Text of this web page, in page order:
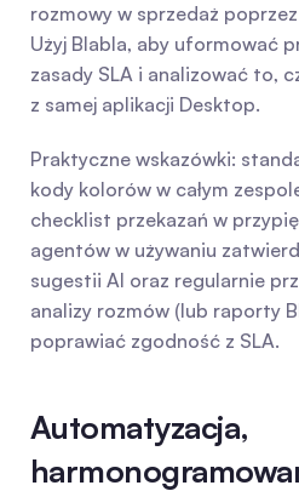
rozmowy w sprzedaż
Użyj Blabla, aby uformować
zasady SLA i analizować to,
z samej aplikacji Desktop.
Praktyczne wskazówki:
kody kolorów w całym
checklist przekazań w
agentów w używaniu
sugestii AI oraz regularnie
analizy rozmów (lub raporty
poprawiać zgodność z SLA.
Automatyzacja,